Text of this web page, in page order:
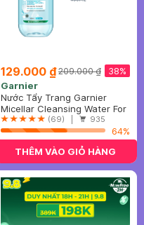
129.000 ₫ 38%
209.000 ₫
Garnier
Nước Tẩy Trang Garnier
Dành Cho Da Dầu Và Mụn
400ml (Mới)
Micellar Cleansing Water For
Oily & Acne-Prone Skin New
(69) | 935
64%
THÊM VÀO GIỎ HÀNG